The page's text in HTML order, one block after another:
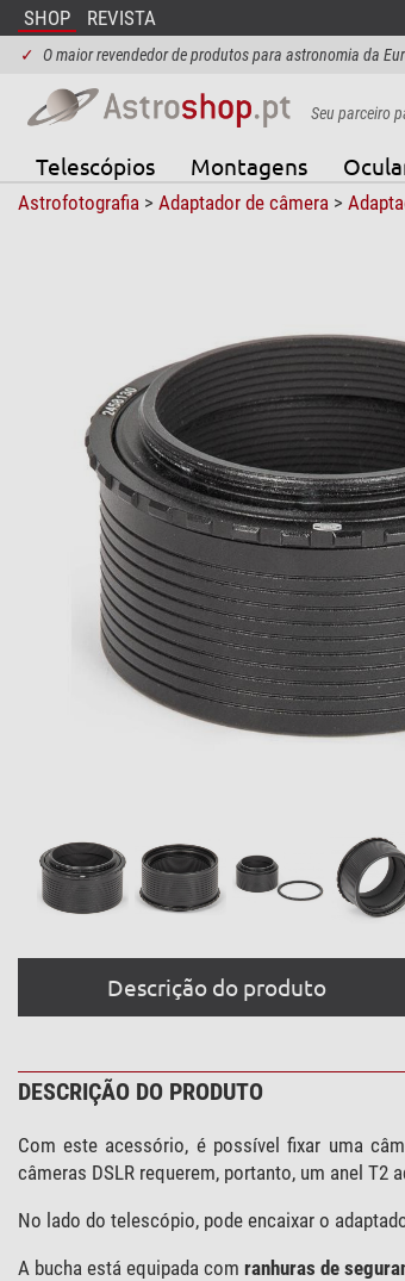
SHOP REVISTA
✓ O maior revendedor de produtos para astronomia da
Seu parceiro
Telescópios Montagens
Astrofotografia > Adaptador de câmera >
Descrição do produto
DESCRIÇÃO DO PRODUTO
Com este acessório, é possível fixar uma
câmeras DSLR requerem, portanto, um anel T2
No lado do telescópio, pode encaixar o
A bucha está equipada com ranhuras de